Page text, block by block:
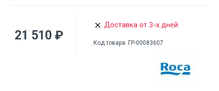
21 510 ₽
Доставка от 3-х дней
Код товара: ГР-00083607